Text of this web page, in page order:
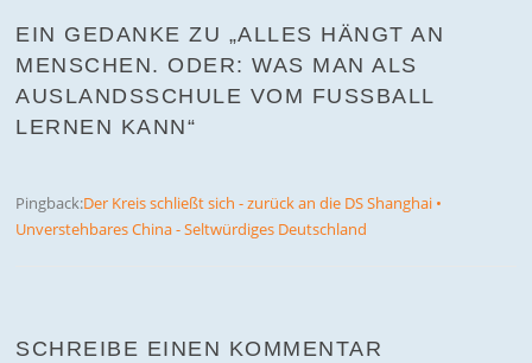
EIN GEDANKE ZU „ALLES HÄNGT AN
MENSCHEN. ODER: WAS MAN ALS
AUSLANDSSCHULE VOM FUSSBALL L
ERNEN KANN
“
Pingback:Der Kreis schließt sich - zurück an die DS Shanghai •
Unverstehbares China - Seltwürdiges Deutschland
SCHREIBE EINEN KOMMENTAR